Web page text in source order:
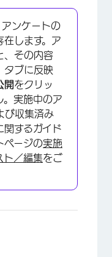
アンケートの
在します。ア
、その内容
タブに反映
開をクリッ
。実施中のア
び収集済み
関するガイド
ページの実施
ト／編集をご